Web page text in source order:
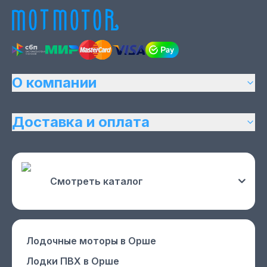
О компании
Доставка и оплата
Смотреть каталог
Лодочные моторы в Орше
Лодки ПВХ в Орше